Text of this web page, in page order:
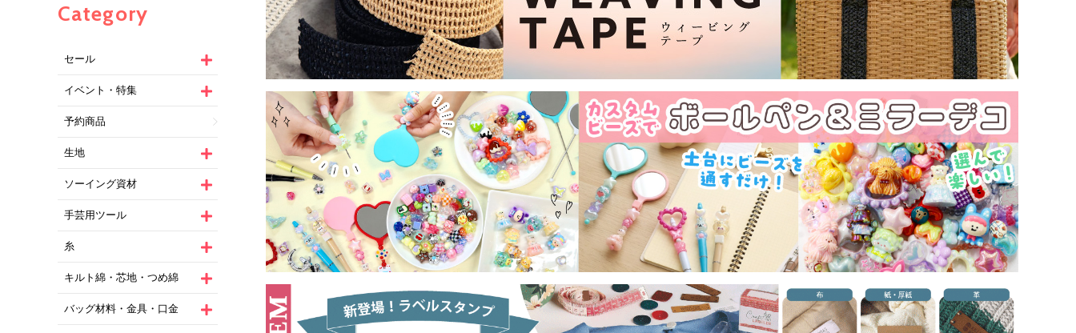
Category
セール
イベント・特集
予約商品
生地
ソーイング資材
手芸用ツール
糸
キルト綿・芯地・つめ綿
バッグ材料・金具・口金